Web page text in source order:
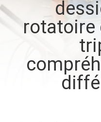
CONTRÔLE
QUALITÉ
CONTACTEZ-
rotatoire